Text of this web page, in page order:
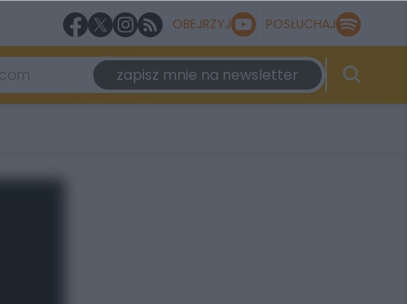
OBEJRZYJ POSŁUCHAJ
zapisz mnie na newsletter